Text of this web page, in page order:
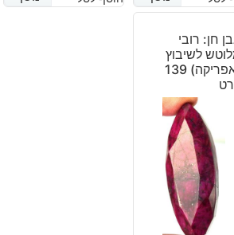
חן: רובי
לשיבוץ
(אפריקה) 139